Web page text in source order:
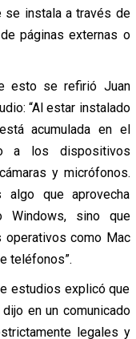
se instala a través de
páginas externas o
esto se refirió Juan
“Al estar instalado
acumulada en el
a los dispositivos
y micrófonos.
que aprovecha
Windows, sino que
como Mac
teléfonos”.
estudios explicó que
en un comunicado
legales y